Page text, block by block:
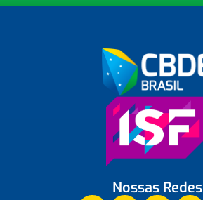
Nossas Redes